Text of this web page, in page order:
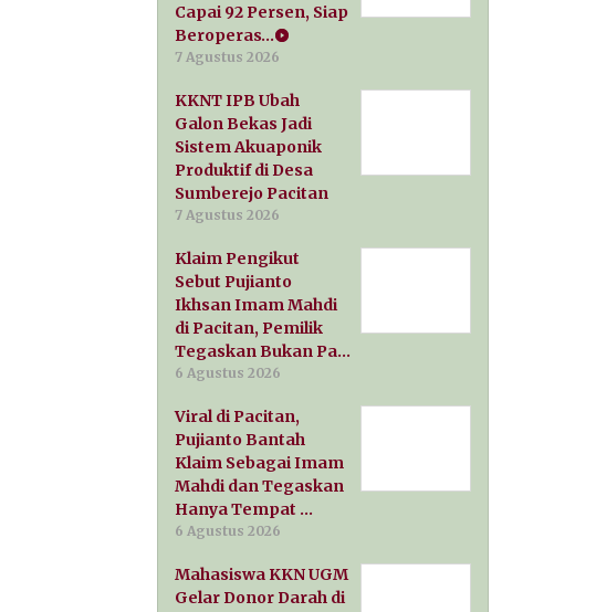
Capai 92 Persen, Siap
Beroperas…
7 Agustus 2026
KKNT IPB Ubah
Galon Bekas Jadi
Sistem Akuaponik
Produktif di Desa
Sumberejo Pacitan
7 Agustus 2026
Klaim Pengikut
Sebut Pujianto
Ikhsan Imam Mahdi
di Pacitan, Pemilik
Tegaskan Bukan Pa…
6 Agustus 2026
Viral di Pacitan,
Pujianto Bantah
Klaim Sebagai Imam
Mahdi dan Tegaskan
Hanya Tempat …
6 Agustus 2026
Mahasiswa KKN UGM
Gelar Donor Darah di